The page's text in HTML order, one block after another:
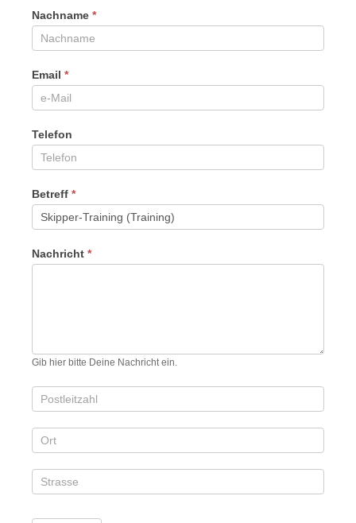
Nachname *
Email *
Telefon
Betreff *
Nachricht *
Gib hier bitte Deine Nachricht ein.